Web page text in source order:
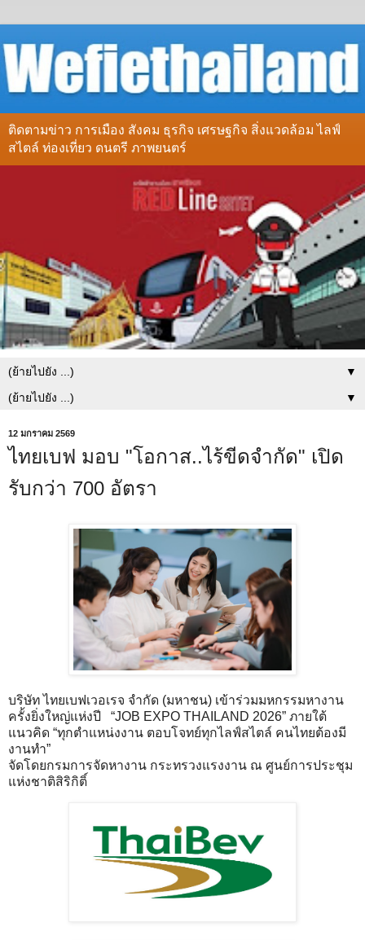
ติดตามข่าว การเมือง สังคม ธุรกิจ เศรษฐกิจ สิ่งแวดล้อม ไลฟ์
สไตล์ ท่องเที่ยว ดนตรี ภาพยนตร์
▼
▼
12 มกราคม 2569
ไทยเบฟ มอบ "โอกาส..ไร้ขีดจำกัด" เปิด
รับกว่า 700 อัตรา
บริษัท ไทยเบฟเวอเรจ จำกัด (มหาชน) เข้าร่วมมหกรรมหางาน
ครั้งยิ่งใหญ่แห่งปี “JOB EXPO THAILAND 2026” ภายใต้
แนวคิด “ทุกตำแหน่งงาน ตอบโจทย์ทุกไลฟ์สไตล์ คนไทยต้องมี
งานทำ”
จัดโดยกรมการจัดหางาน กระทรวงแรงงาน ณ ศูนย์การประชุม
แห่งชาติสิริกิติ์